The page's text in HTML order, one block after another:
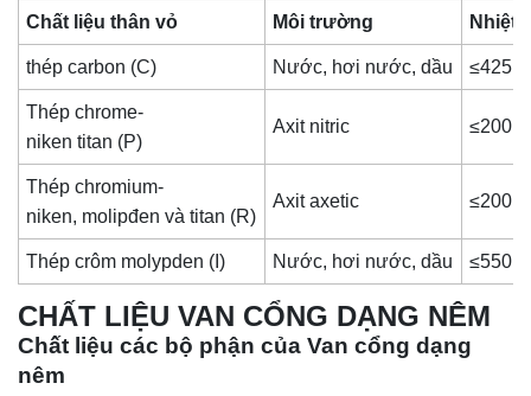
Chất liệu thân vỏ Môi trường Nhiệt
thép carbon (C) Nước, hơi nước, dầu ≤425
Thép chrome-
niken titan (P)
Axit nitric ≤200
Thép chromium-
niken, molipđen và titan (R)
Axit axetic ≤200
Thép crôm molypden (I) Nước, hơi nước, dầu ≤550
CHẤT LIỆU VAN CỔNG DẠNG NÊM
Chất liệu các bộ phận của Van cổng dạng
nêm